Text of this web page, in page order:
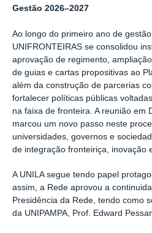
Gestão 2026–2027
Ao longo do primeiro ano de
UNIFRONTEIRAS se consolidou
aprovação de regimento,
de guias e cartas propositivas ao
além da construção de parcerias
fortalecer políticas públicas
na faixa de fronteira. A reunião em
marcou um novo passo neste
universidades, governos e
de integração fronteiriça, inovação
A UNILA segue tendo papel
assim, a Rede aprovou a
Presidência da Rede, tendo como
da UNIPAMPA, Prof. Edward